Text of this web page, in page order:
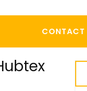
CONTACT